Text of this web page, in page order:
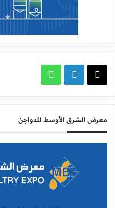
لينكدإن
معرض الشرق الأوسط للدواجن